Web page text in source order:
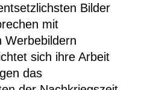
Bilder
mit
Werbebildern
sich ihre Arbeit
das